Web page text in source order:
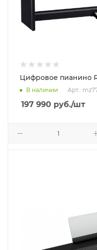
Цифровое пианино
В наличии Арт.:
197 990 руб./шт